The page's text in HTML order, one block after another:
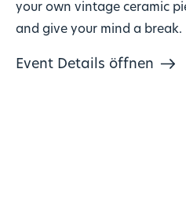
your own vintage ceramic
and give your mind a break.
Event Details öffnen